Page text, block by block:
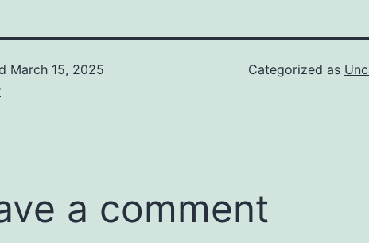
March 15, 2025
Categorized as
a comment